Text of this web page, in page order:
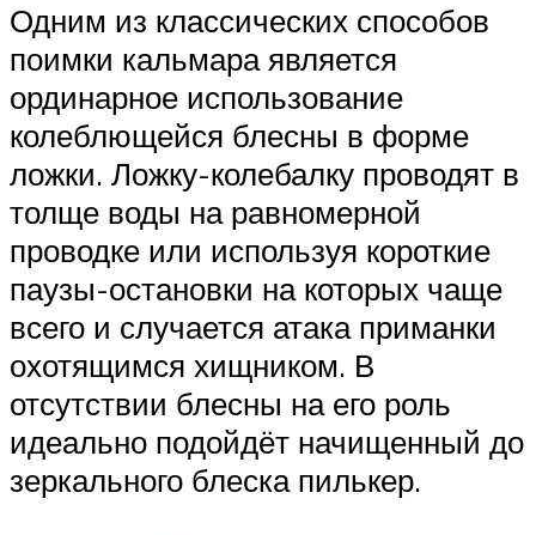
Одним из классических способов
поимки кальмара является
ординарное использование
колеблющейся блесны в форме
ложки. Ложку-колебалку проводят в
толще воды на равномерной
проводке или используя короткие
паузы-остановки на которых чаще
всего и случается атака приманки
охотящимся хищником. В
отсутствии блесны на его роль
идеально подойдёт начищенный до
зеркального блеска пилькер.